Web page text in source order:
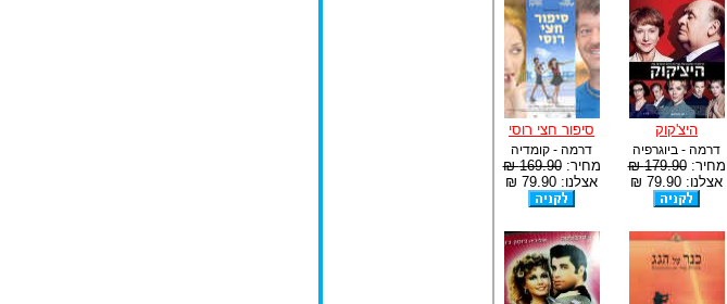
היצ'קוק
דרמה - ביוגרפיה
מחיר:179.90 ₪
אצלנו: 79.90 ₪
סיפור חצי רוסי
דרמה - קומדיה
מחיר:169.90 ₪
אצלנו: 79.90 ₪